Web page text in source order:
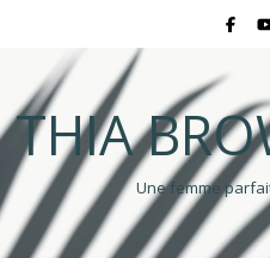
THIA
Une femme